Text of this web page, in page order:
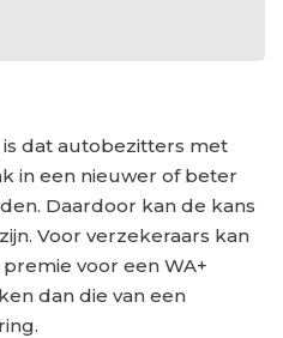
dat autobezitters met
in een nieuwer of beter
Daardoor kan de kans
Voor verzekeraars kan
voor een WA+
dan die van een